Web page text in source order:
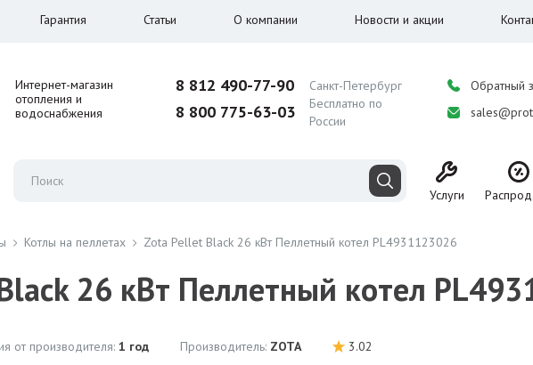
Гарантия Статьи О компании Новости и акции
Интернет-магазин
отопления и
водоснабжения
8 812 490-77-90 Санкт-Петербург
8 800 775-63-03
Бесплатно по
России
Обратный
Услуги
Котлы на пеллетах Zota Pellet Black 26 кВт Пеллетный котел PL4931123026
26 кВт Пеллетный котел
от производителя: 1 год Производитель: ZOTA 3.02